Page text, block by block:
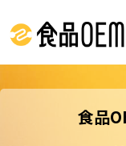
食品